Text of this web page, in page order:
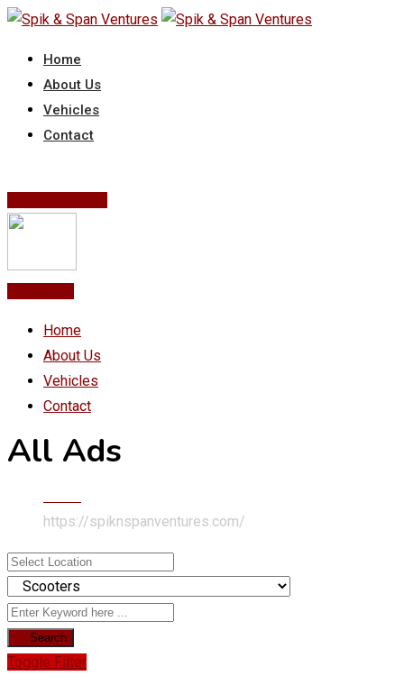
Skip
content
Home
About Us
Vehicles
Contact
Home
About Us
Vehicles
Contact
All Ads
https://spiknspanventures.com/
Search
Toggle Filter